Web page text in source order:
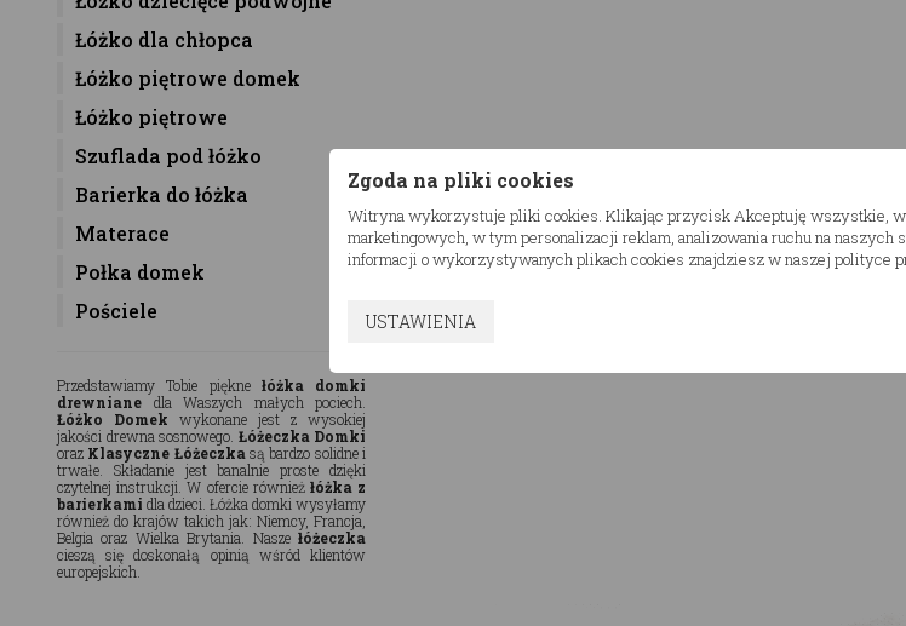
Łóżko dla chłopca
Łóżko piętrowe domek
Łóżko piętrowe
Szuflada pod łóżko
Barierka do łóżka
Materace
Połka domek
Pościele
Przedstawiamy Tobie piękne łóżka domki
drewnianedla Waszych małych pociech.
Łóżko Domek wykonane jest z wysokiej
jakości drewna sosnowego. Łóżeczka Domki
oraz Klasyczne Łóżeczkasą bardzo solidne i
trwałe. Składanie jest banalnie proste dzięki
czytelnej instrukcji. W ofercie również łóżka z
barierkami dla dzieci. Łóżka domki wysyłamy
również do krajów takich jak: Niemcy, Francja,
Belgia oraz Wielka Brytania. Nasze łóżeczka
cieszą się doskonałą opinią wśród klientów
europejskich.
Zgoda na pliki cookies
Witryna wykorzystuje pliki cookies. Klikając przycisk Akceptuję wszystkie,
marketingowych, w tym personalizacji reklam, analizowania ruchu na naszych
informacji o wykorzystywanych plikach cookies znajdziesz w naszej polityce
USTAWIENIA